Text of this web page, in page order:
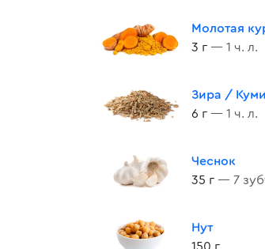
Молотая
3 г — 1 ч. л.
Зира /
6 г — 1 ч. л.
Чеснок
35 г — 7
Нут